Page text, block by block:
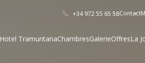
+34 972 55 65 58Contact
Hotel TramuntanaChambresGalerieOffresLa